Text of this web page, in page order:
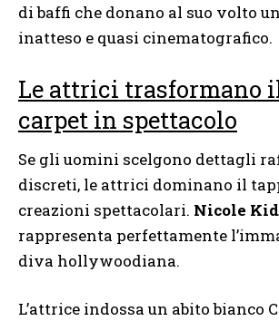
di baffi che donano al suo volto
inatteso e quasi cinematografico.
Le attrici trasformano
carpet in spettacolo
Se gli uomini scelgono dettagli
discreti, le attrici dominano il
creazioni spettacolari. Nicole
rappresenta perfettamente
diva hollywoodiana.
L’attrice indossa un abito bianco